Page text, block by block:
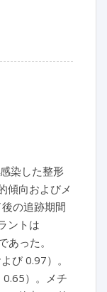
染した整形
傾向およびメ
の追跡期間
ントは
った。
び 0.97）。
）。メチ